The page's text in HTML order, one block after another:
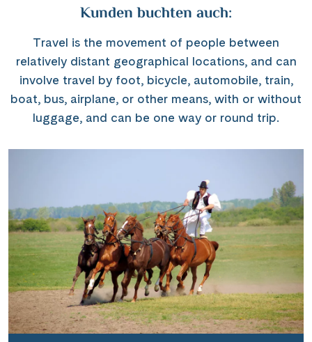
Kunden buchten auch:
Travel is the movement of people between
relatively distant geographical locations, and can
involve travel by foot, bicycle, automobile, train,
boat, bus, airplane, or other means, with or without
luggage, and can be one way or round trip.